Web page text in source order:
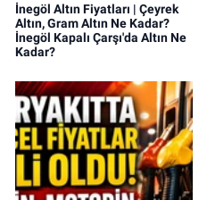
İnegöl Altın Fiyatları | Çeyrek
Altın, Gram Altın Ne Kadar?
İnegöl Kapalı Çarşı'da Altın Ne
Kadar?